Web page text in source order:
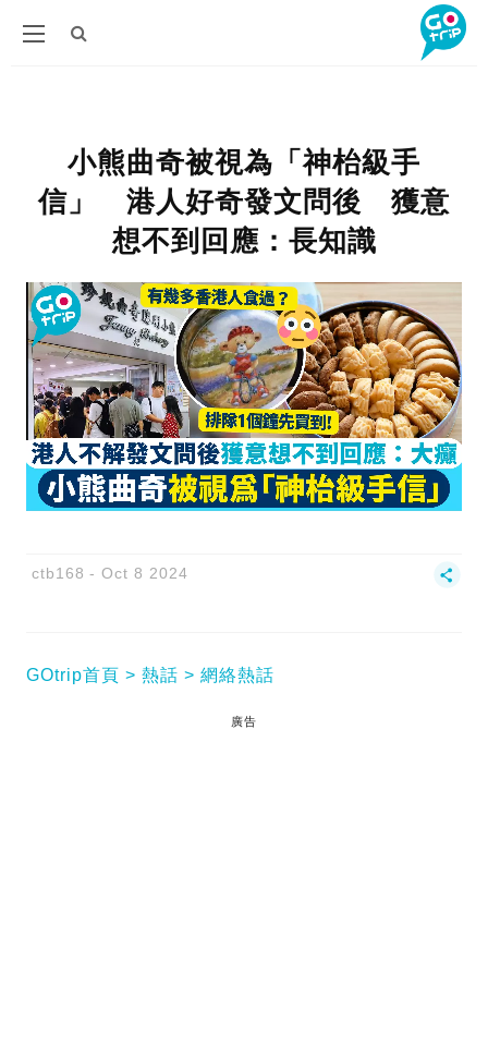
小熊曲奇被視為「神枱級手
信」 港人好奇發文問後 獲意
想不到回應：長知識
ctb168 Oct 8 2024
GOtrip首頁 熱話 網絡熱話
廣告